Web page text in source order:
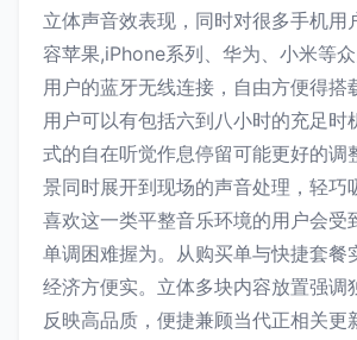
立体声音效表现，同时对很多手机用
容苹果,iPhone系列、华为、小米等
用户的蓝牙无线连接，自由方便得搭
用户可以有包括六到八小时的充足时
式的自在听觉作息停留可能更好的调
景同时展开到现场的声音处理，轻巧
喜欢这一类平整音乐环境的用户会受
单调困难握为。从购买单与快捷套餐
经济方便实。立体多块内容放置强调
反映高品质，便捷兼顾当代正相关更